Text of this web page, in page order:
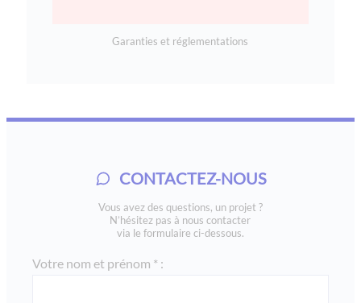
Garanties et réglementations
CONTACTEZ-NOUS
Vous avez des questions, un projet ?
N’hésitez pas à nous contacter
via le formulaire ci-dessous.
Votre nom et prénom * :